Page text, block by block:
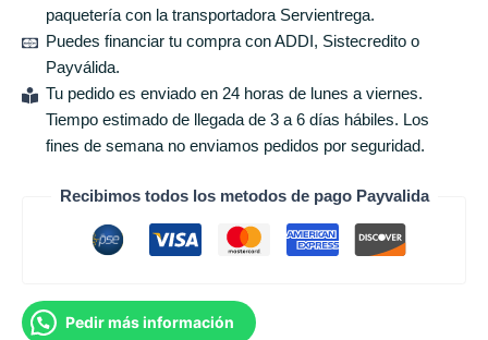
paquetería con la transportadora Servientrega.
Puedes financiar tu compra con ADDI, Sistecredito o
Payválida.
Tu pedido es enviado en 24 horas de lunes a viernes.
Tiempo estimado de llegada de 3 a 6 días hábiles. Los
fines de semana no enviamos pedidos por seguridad.
Recibimos todos los metodos de pago Payvalida
Pedir más información